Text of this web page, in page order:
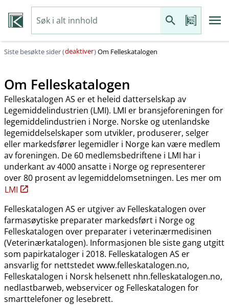
Siste besøkte sider (deaktiver)Om Felleskatalogen
Om Felleskatalogen
Felleskatalogen AS er et heleid datterselskap av
Legemiddelindustrien (LMI). LMI er bransjeforeningen for
legemiddelindustrien i Norge. Norske og utenlandske
legemiddelselskaper som utvikler, produserer, selger
eller markedsfører legemidler i Norge kan være medlem
av foreningen. De 60 medlemsbedriftene i LMI har i
underkant av 4000 ansatte i Norge og representerer
over 80 prosent av legemiddelomsetningen. Les mer om
LMI
Felleskatalogen AS er utgiver av Felleskatalogen over
farmasøytiske preparater markedsført i Norge og
Felleskatalogen over preparater i veterinærmedisinen
(Veterinærkatalogen). Informasjonen ble siste gang utgitt
som papirkataloger i 2018. Felleskatalogen AS er
ansvarlig for nettstedet www.felleskatalogen.no,
Felleskatalogen i Norsk helsenett nhn.felleskatalogen.no,
nedlastbarweb, webservicer og Felleskatalogen for
smarttelefoner og lesebrett.